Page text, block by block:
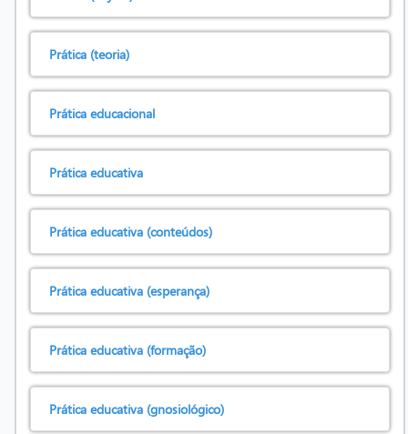
Prática (teoria)
Prática educacional
Prática educativa
Prática educativa (conteúdos)
Prática educativa (esperança)
Prática educativa (formação)
Prática educativa (gnosiológico)